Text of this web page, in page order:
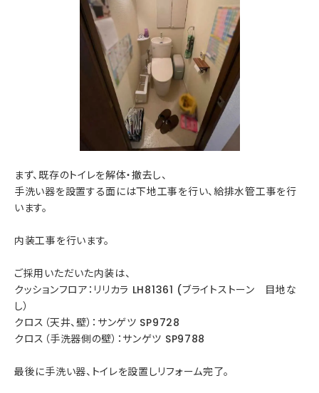
まず、既存のトイレを解体・撤去し、
手洗い器を設置する面には下地工事を行い、給排水管工事を行
います。
内装工事を行います。
ご採用いただいた内装は、
クッションフロア：リリカラ LH81361 (ブライトストーン 目地な
し）
クロス（天井、壁）：サンゲツ SP9728
クロス（手洗器側の壁）：サンゲツ SP9788
最後に手洗い器、トイレを設置しリフォーム完了。